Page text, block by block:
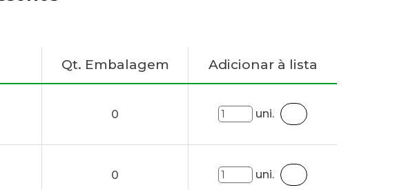
Qt. Embalagem Adicionar à lista
0 uni.
0 uni.